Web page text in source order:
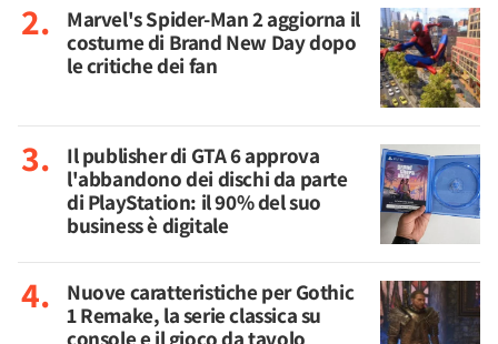
Marvel's Spider-Man 2 aggiorna il
costume di Brand New Day dopo
le critiche dei fan
Il publisher di GTA 6 approva
l'abbandono dei dischi da parte
di PlayStation: il 90% del suo
business è digitale
Nuove caratteristiche per Gothic
1 Remake, la serie classica su